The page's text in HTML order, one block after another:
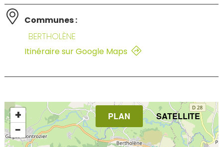
Communes :
BERTHOLÈNE
Itinéraire sur Google Maps
+
−
PLAN SATELLITE